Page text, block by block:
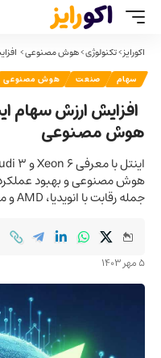
اکورایز>تکنولوژی>هوش مصنوعی>
سهام صنعت هوش مصنوعی
افزایش ارزش سهام
هوش مصنوعی
هوش مصنوعی و بهبود
جمله رقابت با انویدیا، AMD و مشکلات مالی روبروست.
5 مهر 1403